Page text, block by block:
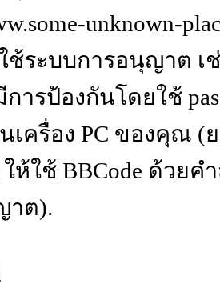
unknown-
ช้ระบบการอนุญาต เ
การป้องกันโดยใช้
ครื่อง PC ของคุณ (
ห้ใช้ BBCode ด้วย
าต).